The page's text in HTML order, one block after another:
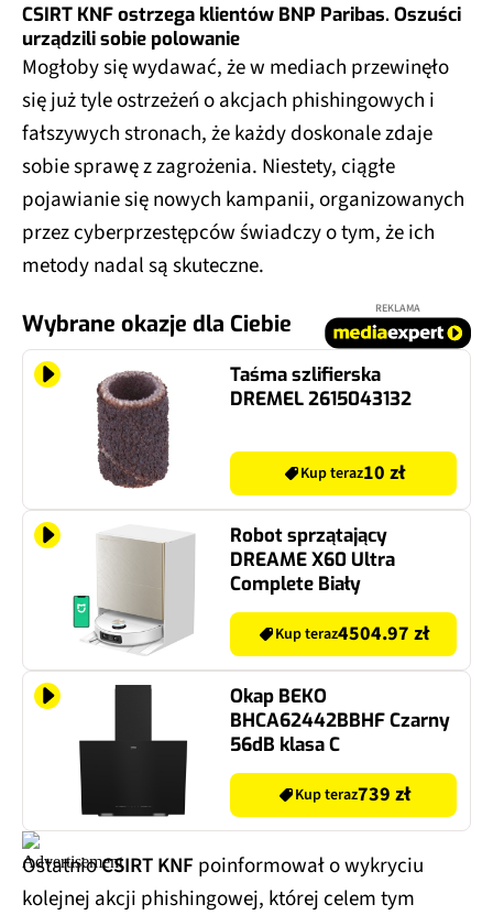
CSIRT KNF ostrzega klientów BNP Paribas. Oszuści
urządzili sobie polowanie
Mogłoby się wydawać, że w mediach przewinęło
się już tyle ostrzeżeń o akcjach phishingowych i
fałszywych stronach, że każdy doskonale zdaje
sobie sprawę z zagrożenia. Niestety, ciągłe
pojawianie się nowych kampanii, organizowanych
przez cyberprzestępców świadczy o tym, że ich
metody nadal są skuteczne.
Wybrane okazje dla Ciebie
REKLAMA
Taśma szlifierska
DREMEL 2615043132
Kup teraz10 zł
Robot sprzątający
DREAME X60 Ultra
Complete Biały
Kup teraz4504.97 zł
Okap BEKO
BHCA62442BBHF Czarny
56dB klasa C
Kup teraz739 zł
OstatnioCSIRT KNF poinformował o wykryciu
kolejnej akcji phishingowej, której celem tym